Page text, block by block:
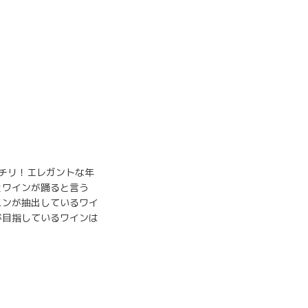
リ！エレガントな年
インが踊ると言う
が抽出しているワイ
指しているワインは